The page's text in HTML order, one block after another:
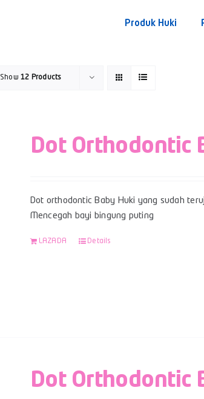
Produk Huki
Show12 Products
Dot Orthodontic
Dot orthodontic Baby Huki yang sudah
Mencegah bayi bingung puting
LAZADA Details
Dot Orthodontic